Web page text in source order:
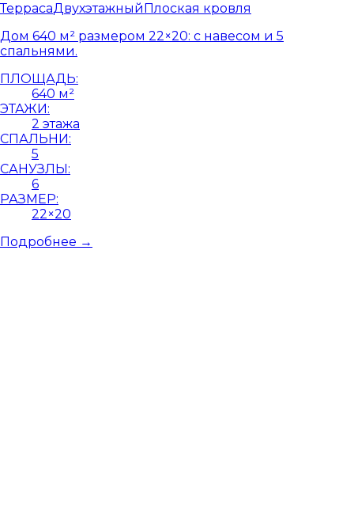
ТеррасаДвухэтажныйПлоская кровля
Дом 640 м² размером 22×20: с навесом и 5
спальнями.
ПЛОЩАДЬ:
640 м²
ЭТАЖИ:
2 этажа
СПАЛЬНИ:
5
САНУЗЛЫ:
6
РАЗМЕР:
22×20
Подробнее →